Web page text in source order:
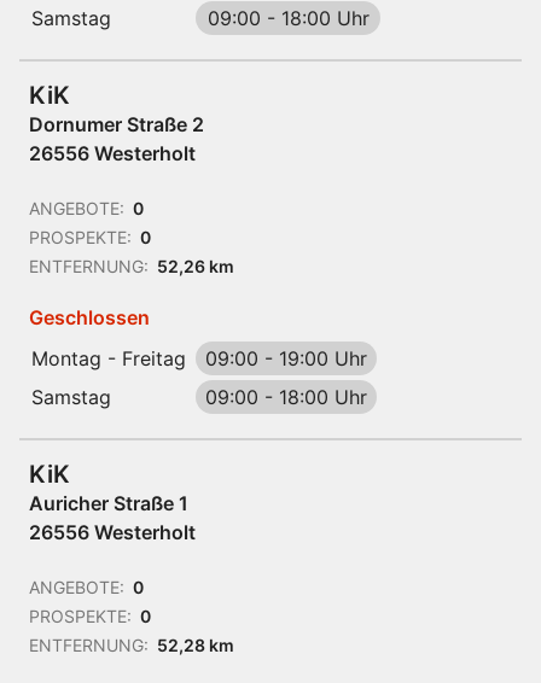
Samstag
09:00 - 18:00 Uhr
KiK
Dornumer Straße 2
26556 Westerholt
ANGEBOTE: 0
PROSPEKTE: 0
ENTFERNUNG: 52,26 km
Geschlossen
Montag - Freitag
09:00 - 19:00 Uhr
Samstag
09:00 - 18:00 Uhr
KiK
Auricher Straße 1
26556 Westerholt
ANGEBOTE: 0
PROSPEKTE: 0
ENTFERNUNG: 52,28 km